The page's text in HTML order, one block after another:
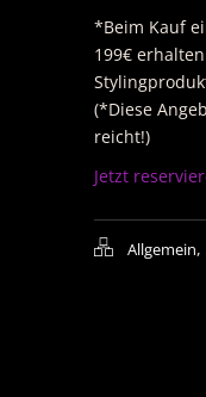
*Beim Kauf
199€
(*Diese
reicht!)
Jetzt
Allgemein,